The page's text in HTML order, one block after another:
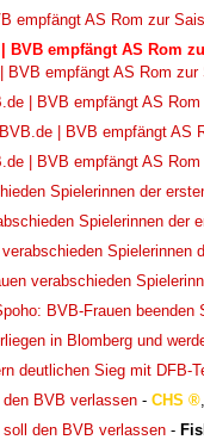
empfängt AS Rom zur
| BVB empfängt AS Rom
BVB empfängt AS Rom zur
| BVB empfängt AS
BVB.de | BVB empfängt AS
| BVB empfängt AS
Spielerinnen der
Spielerinnen der
Spielerinnen
verabschieden
BVB-Frauen beenden
in Blomberg und
deutlichen Sieg mit DFB-
BVB verlassen - CHS
den BVB verlassen -